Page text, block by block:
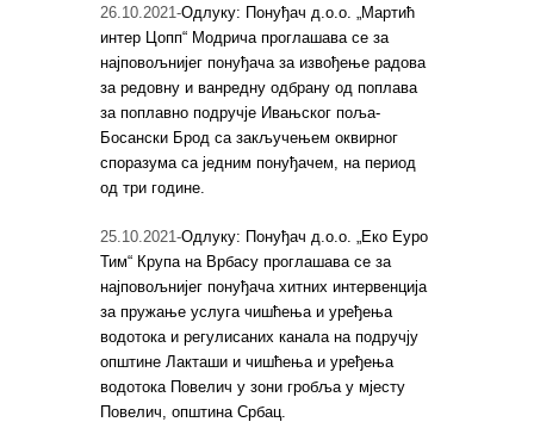
26.10.2021-Одлуку: Понуђач д.о.о. „Мартић
интер Цопп“ Модрича проглашава се за
најповољнијег понуђача за извођење радова
за редовну и ванредну одбрану од поплава
за поплавно подручје Ивањског поља-
Босански Брод са закључењем оквирног
споразума са једним понуђачем, на период
од три године.
25.10.2021-Одлуку: Понуђач д.о.о. „Еко Еуро
Тим“ Крупа на Врбасу проглашава се за
најповољнијег понуђача хитних интервенција
за пружање услуга чишћења и уређења
водотока и регулисаних канала на подручју
општине Лакташи и чишћења и уређења
водотока Повелич у зони гробља у мјесту
Повелич, општина Србац.